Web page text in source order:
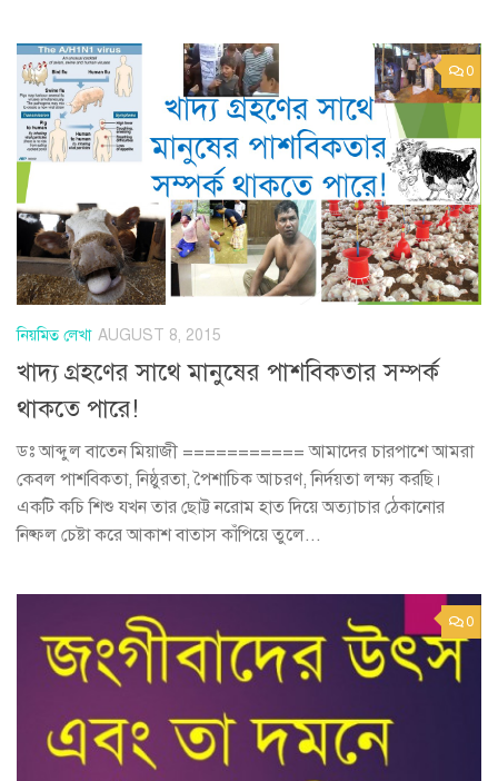
0
নিয়মিত লেখা AUGUST 8, 2015
খাদ্য গ্রহণের সাথে মানুষের পাশবিকতার সম্পর্ক
থাকতে পারে!
ডঃ আব্দুল বাতেন মিয়াজী =========== আমাদের চারপাশে আমরা
কেবল পাশবিকতা, নিষ্ঠুরতা, পৈশাচিক আচরণ, নির্দয়তা লক্ষ্য করছি।
একটি কচি শিশু যখন তার ছোট্ট নরোম হাত দিয়ে অত্যাচার ঠেকানোর
নিষ্ফল চেষ্টা করে আকাশ বাতাস কাঁপিয়ে তুলে...
0